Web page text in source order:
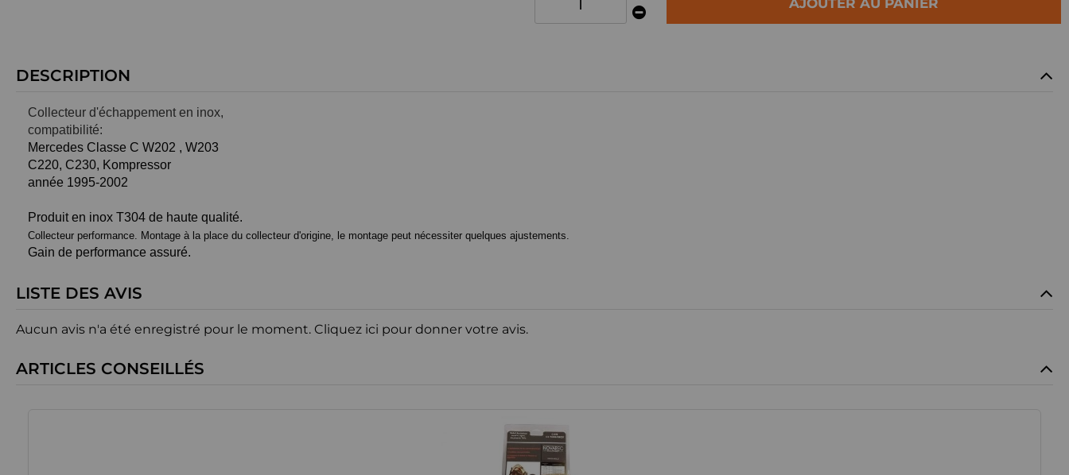
AJOUTER AU PANIER
DESCRIPTION
Collecteur d'échappement en inox,
compatibilité:
Mercedes Classe C W202 , W203
C220, C230, Kompressor
année 1995-2002
Produit en inox T304 de haute qualité.
Collecteur performance. Montage à la place du collecteur d'origine, le montage peut nécessiter quelques ajustements.
Gain de performance assuré.
LISTE DES AVIS
Aucun avis n'a été enregistré pour le moment. Cliquez ici pour donner votre avis.
ARTICLES CONSEILLÉS